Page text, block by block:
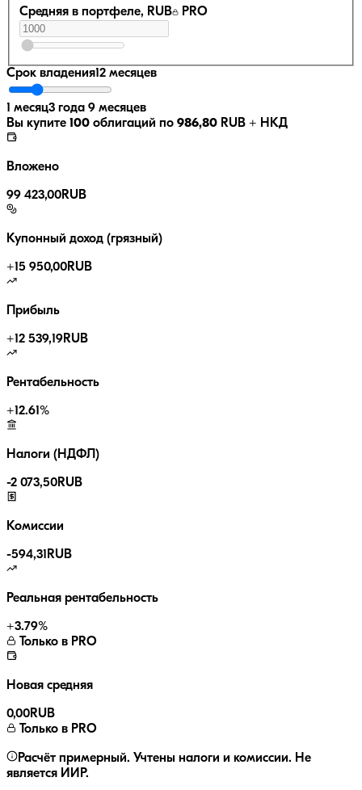
Средняя в портфеле, RUB PRO
Срок владения12 месяцев
1 месяц3 года 9 месяцев
Вы купите 100 облигаций по 986,80 RUB + НКД
Вложено
99 423,00RUB
Купонный доход (грязный)
+15 950,00RUB
Прибыль
+12 539,19RUB
Рентабельность
+12.61%
Налоги (НДФЛ)
-2 073,50RUB
Комиссии
-594,31 RUB
Реальная рентабельность
+3.79%
Только в PRO
Новая средняя
0,00RUB
Только в PRO
Расчёт примерный. Учтены налоги и комиссии. Не
является ИИР.